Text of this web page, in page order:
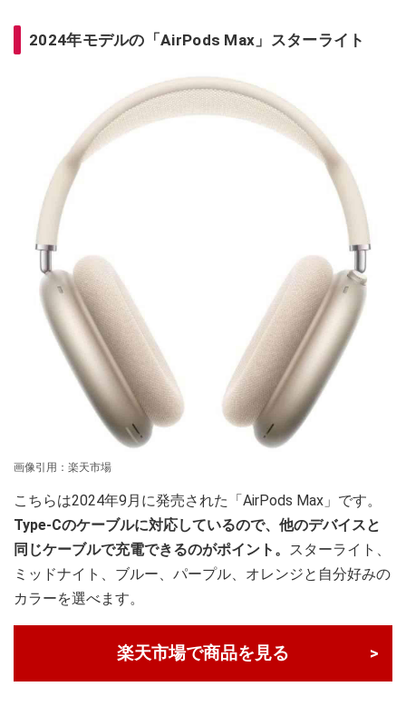
2024年モデルの「AirPods Max」スターライト
画像引用：楽天市場
こちらは2024年9月に発売された「AirPods Max」です。
Type-Cのケーブルに対応しているので、他のデバイスと
同じケーブルで充電できるのがポイント。 スターライト、
ミッドナイト、ブルー、パープル、オレンジと自分好みの
カラーを選べます。
楽天市場で商品を見る